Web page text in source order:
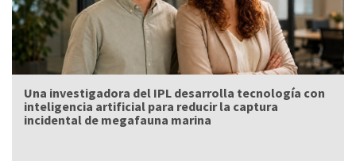
Una investigadora del IPL desarrolla tecnología con
inteligencia artificial para reducir la captura
incidental de megafauna marina